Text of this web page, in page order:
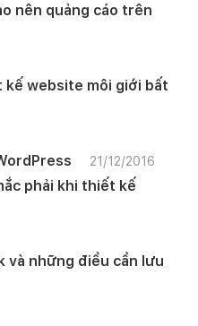
nên quảng cáo trên
website môi giới bất
21/12/2016
phải khi thiết kế
và những điều cần lưu